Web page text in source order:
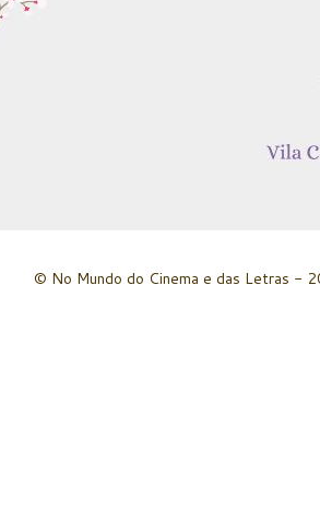
© No Mundo do Cinema e das Letras -